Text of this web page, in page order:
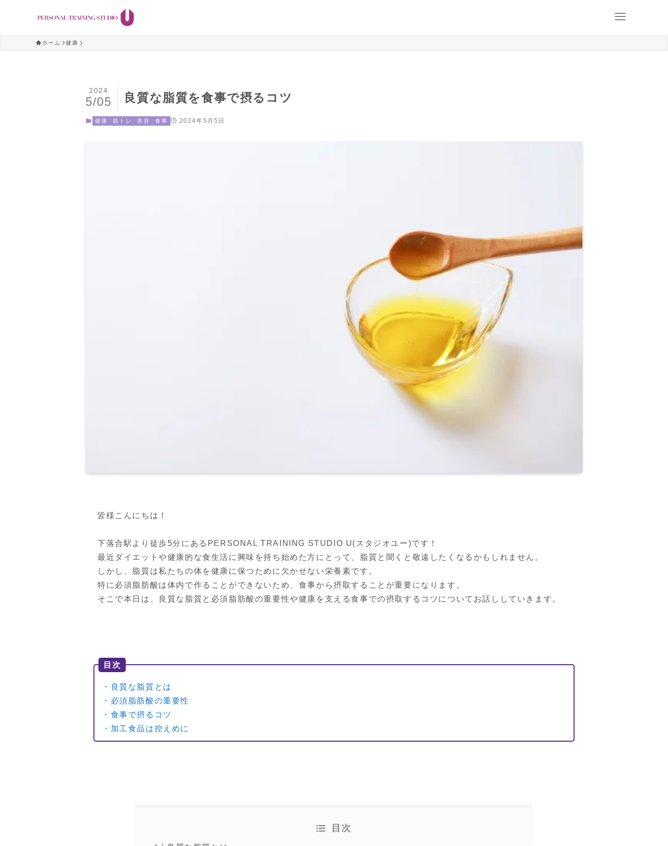
ホーム 健康
良質な脂質を食事で摂るコツ
2024
5/05
健康 筋トレ 美容 食事 2024年5月5日
皆様こんにちは！
下落合駅より徒歩5分にあるPERSONAL TRAINING STUDIO U(スタジオユー)です！
最近ダイエットや健康的な食生活に興味を持ち始めた方にとって、脂質と聞くと敬遠したくなるかもしれません。
しかし、脂質は私たちの体を健康に保つために欠かせない栄養素です。
特に必須脂肪酸は体内で作ることができないため、食事から摂取することが重要になります。
そこで本日は、良質な脂質と必須脂肪酸の重要性や健康を支える食事での摂取するコツについてお話ししていきます。
目次
・良質な脂質とは
・必須脂肪酸の重要性
・食事で摂るコツ
・加工食品は控えめに
目次